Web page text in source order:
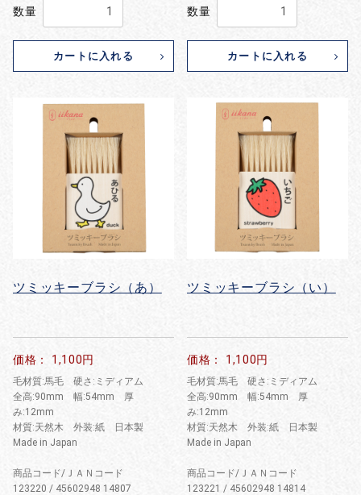
数量
カートに入れる
数量
カートに入れる
ツミッキーブラシ（あ）
価格： 1,100円
毛材質:馬毛 硬さ:ミディアム
全高:90mm 幅:54mm 厚
み:12mm
材質:天然木 外装:紙 日本製
Made in Japan
商品コード/ＪＡＮコード
123220 / 45602948 14807
ツミッキーブラシ（い）
価格： 1,100円
毛材質:馬毛 硬さ:ミディアム
全高:90mm 幅:54mm 厚
み:12mm
材質:天然木 外装:紙 日本製
Made in Japan
商品コード/ＪＡＮコード
123221 / 45602948 14814